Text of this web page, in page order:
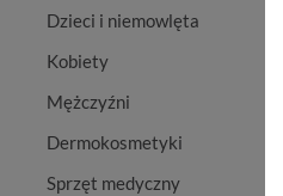
Dzieci i niemowlęta
Kobiety
Mężczyźni
Dermokosmetyki
Sprzęt medyczny